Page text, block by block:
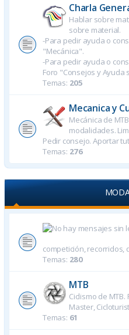
Charla
Hablar sobre
sobre material.
-Para pedir ayuda o
"Mecánica".
-Para pedir ayuda o
Foro "Consejos y Ayuda
Temas: 205
Mecanica y
Mecánica de
modalidades.
Pedir consejo. Aportar
Temas: 276
competición, recorridos,
Temas: 280
MTB
Ciclismo de
Master,
Temas: 61